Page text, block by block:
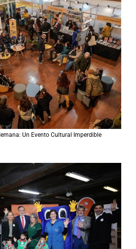
Un Evento Cultural Imperdible